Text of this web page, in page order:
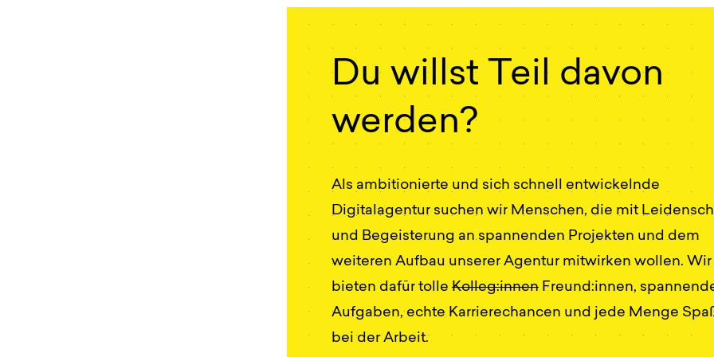
Du willst Teil davon
werden?
Als ambitionierte und sich schnell entwickelnde
Digitalagentur suchen wir Menschen, die mit
und Begeisterung an spannenden Projekten und dem
weiteren Aufbau unserer Agentur mitwirken wollen. Wir
bieten dafür tolle Kolleg:innenFreund:innen,
Aufgaben, echte Karrierechancen und jede Menge
bei der Arbeit.